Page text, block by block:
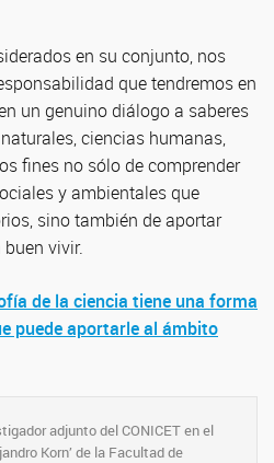
en su conjunto, nos
que tendremos en
un genuino diálogo a saberes
ciencias humanas,
fines no sólo de comprender
y ambientales que
sino también de aportar
vivir.
de la ciencia tiene una forma
puede aportarle al ámbito
adjunto del CONICET en el
Korn’ de la Facultad de